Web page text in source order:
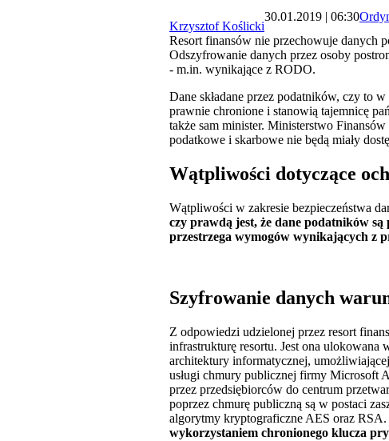
Krzysztof Koślicki
30.01.2019 | 06:30
Resort finansów nie przechowuje danych
Odszyfrowanie danych przez osoby
- m.in. wynikające z RODO.
Dane składane przez podatników, czy to
prawnie chronione i stanowią tajemnicę
także sam minister. Ministerstwo
podatkowe i skarbowe nie będą miały
Wątpliwości dotyczące
Wątpliwości w zakresie bezpieczeństwa
czy prawdą jest, że dane podatników
przestrzega wymogów wynikających z
Szyfrowanie danych
Z odpowiedzi udzielonej przez resort
infrastrukturę resortu. Jest ona
architektury informatycznej,
usługi chmury publicznej firmy Microsoft
przez przedsiębiorców do centrum
poprzez chmurę publiczną są w postaci
algorytmy kryptograficzne AES oraz RSA.
wykorzystaniem chronionego klucza